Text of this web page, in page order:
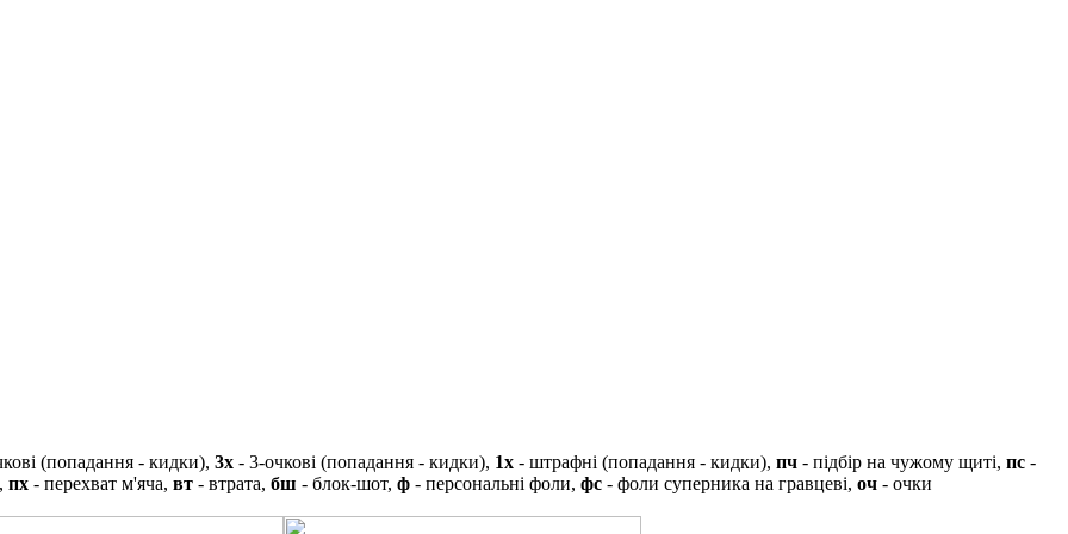
(попадання - кидки), 3х - 3-очкові (попадання - кидки), 1х - штрафні (попадання - кидки), пч - підбір на чужому щиті, пс -
пх - перехват м'яча, вт - втрата, бш - блок-шот, ф - персональні фоли, фс - фоли суперника на гравцеві, оч - очки